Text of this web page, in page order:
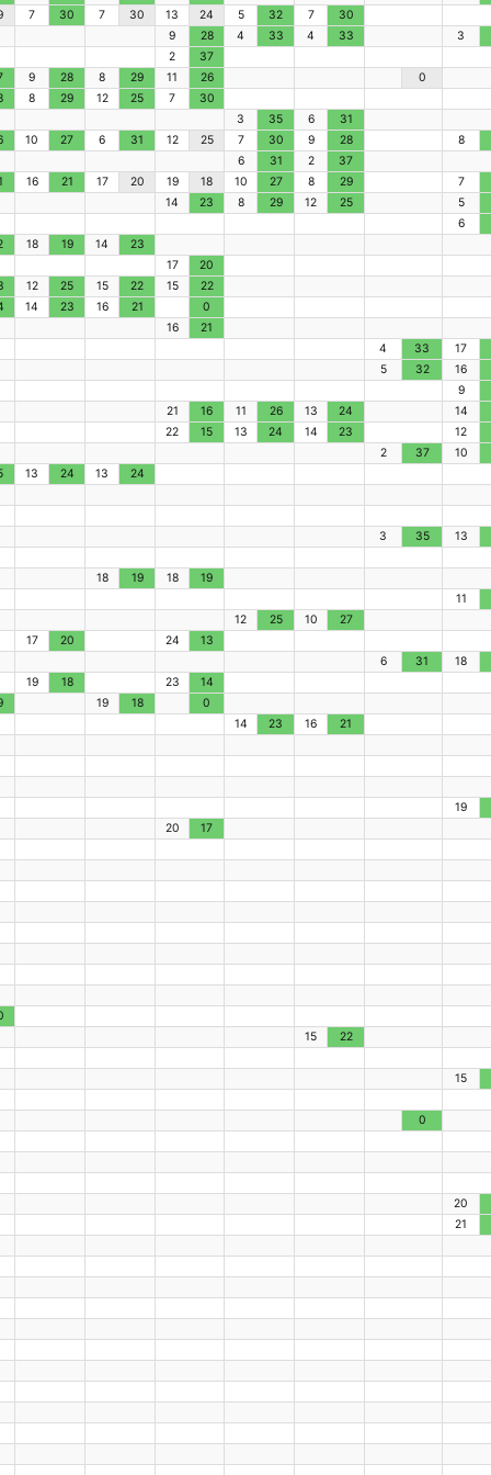
7 30 7 30 13 24 5 32 7
30
9
28 4 33 4 33
3
2
37
9 28 8 29 11 26
0
8 29 12 25 7
30
3
35 6
31
10 27 6 31 12 25 7 30 9 28
8
6
31 2
37
16 21 17 20 19 18 10 27 8 29 7
14
23 8 29 12 25
5
6
18 19 14
23
17
20
12 25 15 22 15
22
14 23 16 21
0
16
21
4
33
17
5
32
16
9
21
16 11 26 13 24
14
22
15 13 24 14 23
12
2
37
10
13 24 13 24
3 35 13
18 19 18
19
11
12
25 10
27
17
20 24
13
6
31
18
19
18 23
14
19 18
0
14
23 16 21
19
20
17
15
22
15
0
20
21